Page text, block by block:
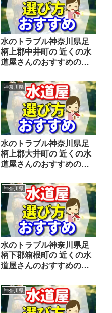
水のトラブル神奈川県足
柄上郡中井町の 近くの水
道屋さんのおすすめの選
神奈川県
水のトラブル神奈川県足
柄上郡大井町の 近くの水
道屋さんのおすすめの選
神奈川県
水のトラブル神奈川県足
柄下郡箱根町の 近くの水
道屋さんのおすすめの選
神奈川県